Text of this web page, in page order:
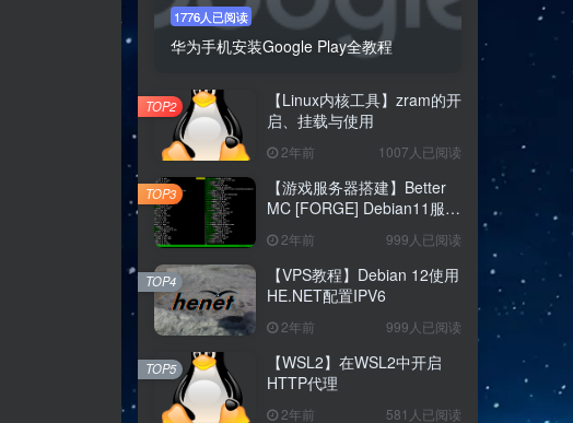
1776人已阅读
华为手机安装Google Play全教程
【Linux内核工具】zram的开
启、挂载与使用
2年前 1007人已阅读
TOP2
【游戏服务器搭建】Better
MC [FORGE] Debian11服务
2年前 999人已阅读
TOP3
【VPS教程】Debian 12使用
HE.NET配置IPV6
2年前 999人已阅读
TOP4
【WSL2】在WSL2中开启
HTTP代理
2年前 581人已阅读
TOP5